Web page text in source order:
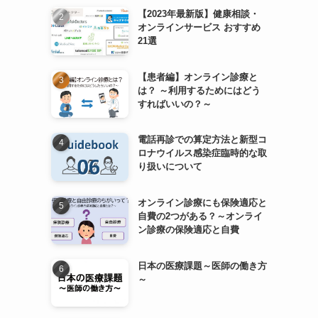
【2023年最新版】健康相談・
オンラインサービス おすすめ
21選
【患者編】オンライン診療と
は？ ～利用するためにはどう
すればいいの？～
電話再診での算定方法と新型コ
ロナウイルス感染症臨時的な取
り扱いについて
オンライン診療にも保険適応と
自費の2つがある？～オンライ
ン診療の保険適応と自費
日本の医療課題～医師の働き方
～